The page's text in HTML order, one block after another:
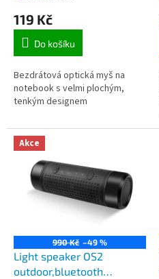
plochým, tenkým
designem
119 Kč
Do košíku
Bezdrátová optická myš na
notebook s velmi plochým,
tenkým designem
Akce
990 Kč –49 %
Light speaker OS2
outdoor,bluetooth